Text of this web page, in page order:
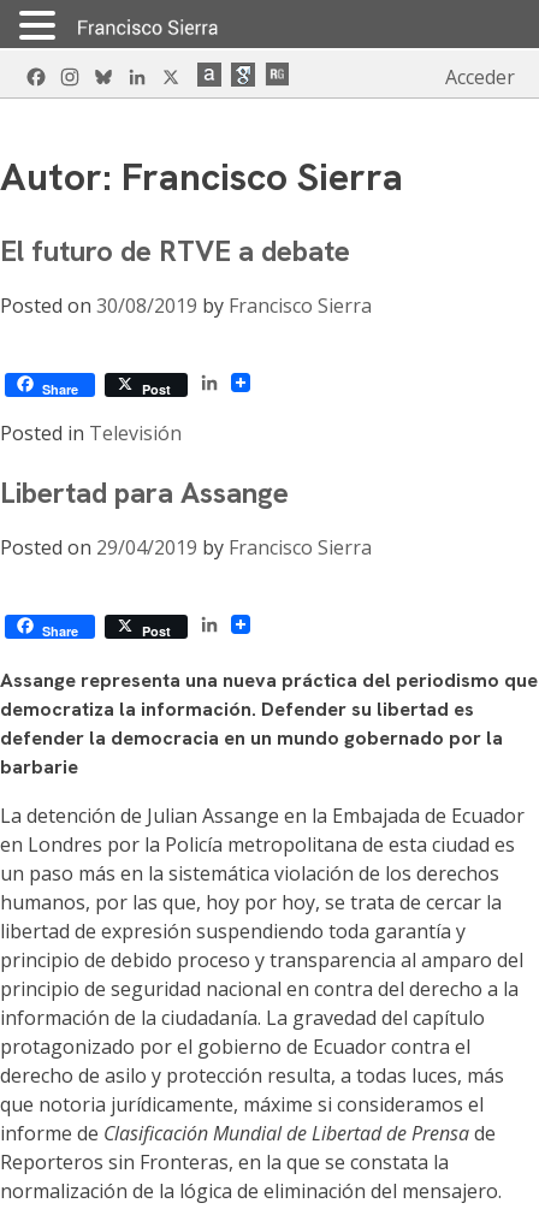
Skip
to
FacebookInstagram
BlueskyLinkedIn Acceder
Autor: Francisco Sierra
El futuro de RTVE a debate
Posted on 30/08/2019 by Francisco Sierra
Share Post
LinkedIn
Posted in Televisión
Libertad para Assange
Posted on 29/04/2019 by Francisco Sierra
Share Post LinkedIn
Assange representa una nueva práctica del periodismo que
democratiza la información. Defender su libertad es
defender la democracia en un mundo gobernado por la
barbarie
La detención de Julian Assange en la Embajada de Ecuador
en Londres por la Policía metropolitana de esta ciudad es
un paso más en la sistemática violación de los derechos
humanos, por las que, hoy por hoy, se trata de cercar la
libertad de expresión suspendiendo toda garantía y
principio de debido proceso y transparencia al amparo del
principio de seguridad nacional en contra del derecho a la
información de la ciudadanía. La gravedad del capítulo
protagonizado por el gobierno de Ecuador contra el
derecho de asilo y protección resulta, a todas luces, más
que notoria jurídicamente, máxime si consideramos el
informe de Clasificación Mundial de Libertad de Prensade
Reporteros sin Fronteras, en la que se constata la
normalización de la lógica de eliminación del mensajero.